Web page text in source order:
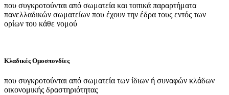
που συγκροτούνται από σωματεία και τοπικά παραρτήματα
πανελλαδικών σωματείων που έχουν την έδρα τους εντός των
ορίων του κάθε νομού
Κλαδικές Ομοσπονδίες
που συγκροτούνται από σωματεία των ίδιων ή συναφών κλάδων
οικονομικής δραστηριότητας